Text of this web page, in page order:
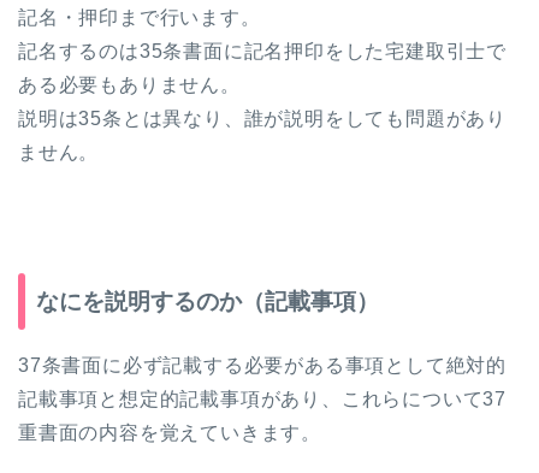
記名・押印まで行います。
記名するのは35条書面に記名押印をした宅建取引士で
ある必要もありません。
説明は35条とは異なり、誰が説明をしても問題があり
ません。
なにを説明するのか（記載事項）
37条書面に必ず記載する必要がある事項として絶対的
記載事項と想定的記載事項があり、これらについて37
重書面の内容を覚えていきます。